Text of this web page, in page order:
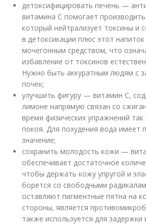
детоксифицировать печень —
витамина С помогает
который нейтрализует токсины и
в детоксикации плюс этот
мочегонным средством, что
избавление от токсинов
Нужно быть аккуратным людям с
почек;
улучшить фигуру — витамин С,
лимоне напрямую связан со
время физических упражнений так
покоя. Для похудения вода имеет
значение;
сохранить молодость кожи —
обеспечивает достаточное
чтобы держать кожу упругой и
борется со свободными
оставляют пигментные пятна на
стороны, является
также используется для задержки